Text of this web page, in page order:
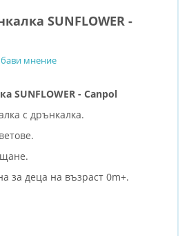
SUNFLOWER -
мнение
SUNFLOWER - Canpol
с дрънкалка.
за деца на възраст 0m+.